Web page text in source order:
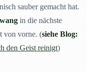
sauber gemacht hat.
in die nächste
von vorne. (siehe Blog:
den Geist reinigt)